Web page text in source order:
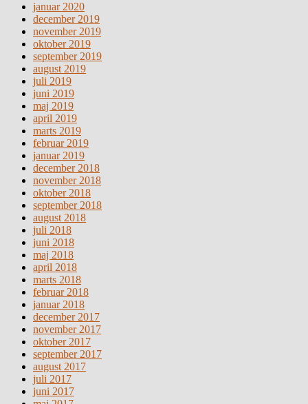
januar 2020
december 2019
november 2019
oktober 2019
september 2019
august 2019
juli 2019
juni 2019
maj 2019
april 2019
marts 2019
februar 2019
januar 2019
december 2018
november 2018
oktober 2018
september 2018
august 2018
juli 2018
juni 2018
maj 2018
april 2018
marts 2018
februar 2018
januar 2018
december 2017
november 2017
oktober 2017
september 2017
august 2017
juli 2017
juni 2017